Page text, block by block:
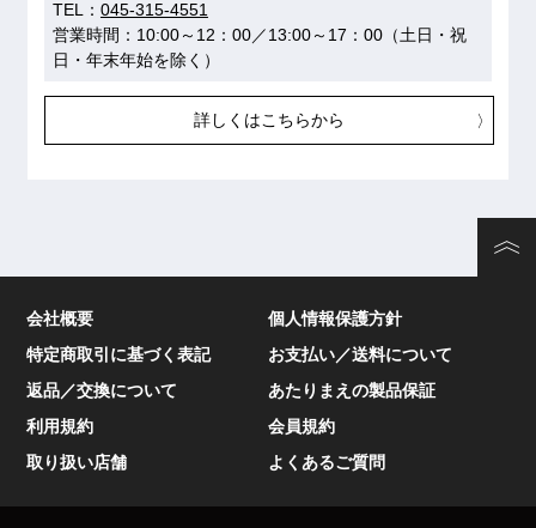
TEL： 045-315-4551
営業時間：10:00～12：00／13:00～17：00（土日・祝
日・年末年始を除く）
詳しくはこちらから
会社概要
個人情報保護方針
特定商取引に基づく表記
お支払い／送料について
返品／交換について
あたりまえの製品保証
利用規約
会員規約
取り扱い店舗
よくあるご質問